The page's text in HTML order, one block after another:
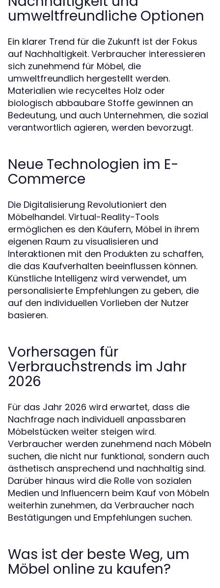
umweltfreundliche Optionen
Ein klarer Trend für die Zukunft ist der Fokus
auf Nachhaltigkeit. Verbraucher interessieren
sich zunehmend für Möbel, die
umweltfreundlich hergestellt werden.
Materialien wie recyceltes Holz oder
biologisch abbaubare Stoffe gewinnen an
Bedeutung, und auch Unternehmen, die sozial
verantwortlich agieren, werden bevorzugt.
Neue Technologien im E-
Commerce
Die Digitalisierung Revolutioniert den
Möbelhandel. Virtual-Reality-Tools
ermöglichen es den Käufern, Möbel in ihrem
eigenen Raum zu visualisieren und
Interaktionen mit den Produkten zu schaffen,
die das Kaufverhalten beeinflussen können.
Künstliche Intelligenz wird verwendet, um
personalisierte Empfehlungen zu geben, die
auf den individuellen Vorlieben der Nutzer
basieren.
Vorhersagen für
Verbrauchstrends im Jahr
2026
Für das Jahr 2026 wird erwartet, dass die
Nachfrage nach individuell anpassbaren
Möbelstücken weiter steigen wird.
Verbraucher werden zunehmend nach Möbeln
suchen, die nicht nur funktional, sondern auch
ästhetisch ansprechend und nachhaltig sind.
Darüber hinaus wird die Rolle von sozialen
Medien und Influencern beim Kauf von Möbeln
weiterhin zunehmen, da Verbraucher nach
Bestätigungen und Empfehlungen suchen.
Was ist der beste Weg, um
Möbel online zu kaufen?